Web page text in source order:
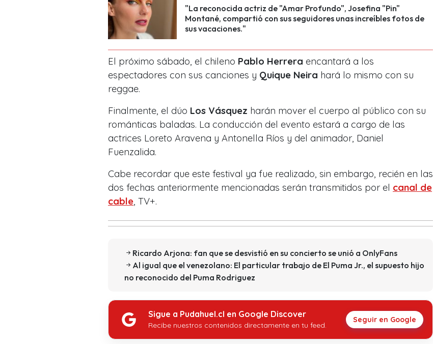
"La reconocida actriz de "Amar Profundo", Josefina "Pin"
Montané, compartió con sus seguidores unas increíbles fotos de
sus vacaciones."
El próximo sábado, el chileno Pablo Herrera encantará a los
espectadores con sus canciones y Quique Neira hará lo mismo con su
reggae.
Finalmente, el dúo Los Vásquez harán mover el cuerpo al público con su
románticas baladas. La conducción del evento estará a cargo de las
actrices Loreto Aravena y Antonella Ríos y del animador, Daniel
Fuenzalida.
Cabe recordar que este festival ya fue realizado, sin embargo, recién en las
dos fechas anteriormente mencionadas serán transmitidos por el canal de
cable , TV+.
Ricardo Arjona: fan que se desvistió en su concierto se unió a OnlyFans
Al igual que el venezolano: El particular trabajo de El Puma Jr., el supuesto hijo
no reconocido del Puma Rodriguez
Sigue a Pudahuel.cl en Google Discover
Recibe nuestros contenidos directamente en tu feed.
Seguir en Google